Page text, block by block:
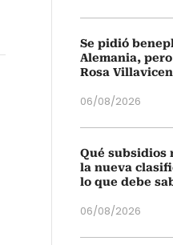
Se pidió
Alemania,
Rosa
06/08/2026
Qué subsidios
la nueva
lo que debe
06/08/2026